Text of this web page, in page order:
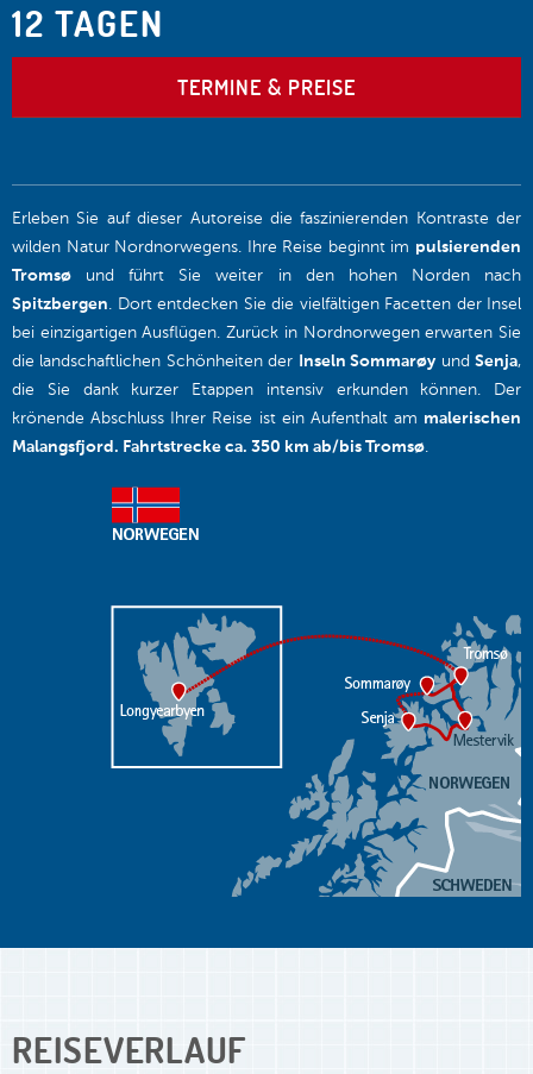
12 TAGEN
TERMINE & PREISE
Erleben Sie auf dieser Autoreise die faszinierenden Kontraste der
wilden Natur Nordnorwegens. Ihre Reise beginnt im pulsierenden
Tromsø und führt Sie weiter in den hohen Norden nach
Spitzbergen. Dort entdecken Sie die vielfältigen Facetten der Insel
bei einzigartigen Ausflügen. Zurück in Nordnorwegen erwarten Sie
die landschaftlichen Schönheiten der
Inseln Sommarøy undSenja,
die Sie dank kurzer Etappen intensiv erkunden können. Der
krönende Abschluss Ihrer Reise ist ein Aufenthalt am malerischen
Malangsfjord. Fahrtstrecke ca. 350 km ab/bis Tromsø.
REISEVERLAUF